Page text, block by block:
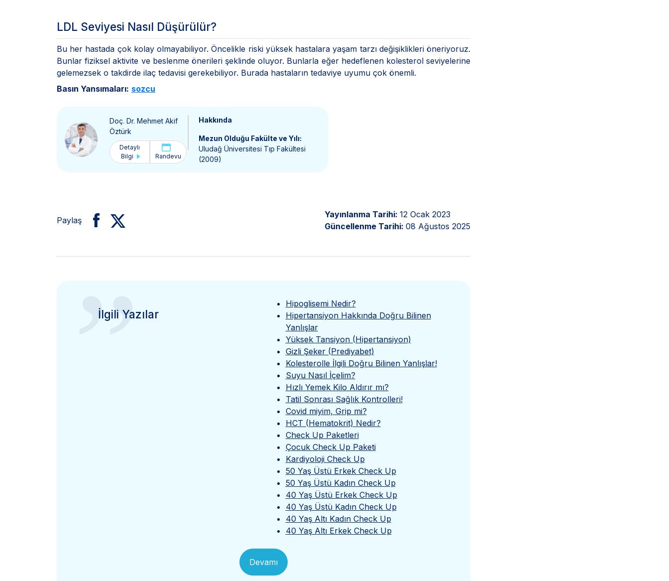
LDL Seviyesi Nasıl Düşürülür?
Bu her hastada çok kolay olmayabiliyor. Öncelikle riski yüksek hastalara yaşam tarzı değişiklikleri öneriyoruz.
Bunlar fiziksel aktivite ve beslenme önerileri şeklinde oluyor. Bunlarla eğer hedeflenen kolesterol seviyelerine
gelemezsek o takdirde ilaç tedavisi gerekebiliyor. Burada hastaların tedaviye uyumu çok önemli.
Basın Yansımaları: sozcu
Doç. Dr. Mehmet Akif
Öztürk
Detaylı
Bilgi
Randevu
Hakkında
Mezun Olduğu Fakülte ve Yılı:
Uludağ Üniversitesi Tıp Fakültesi
(2009)
Paylaş
Yayınlanma Tarihi: 12 Ocak 2023
Güncellenme Tarihi: 08 Ağustos 2025
”
İlgili Yazılar
Hipoglisemi Nedir?
Hipertansiyon Hakkında Doğru Bilinen
Yanlışlar
Yüksek Tansiyon (Hipertansiyon)
Gizli Şeker (Prediyabet)
Kolesterolle İlgili Doğru Bilinen Yanlışlar!
Suyu Nasıl İçelim?
Hızlı Yemek Kilo Aldırır mı?
Tatil Sonrası Sağlık Kontrolleri!
Covid miyim, Grip mi?
HCT (Hematokrit) Nedir?
Check Up Paketleri
Çocuk Check Up Paketi
Kardiyoloji Check Up
50 Yaş Üstü Erkek Check Up
50 Yaş Üstü Kadın Check Up
40 Yaş Üstü Erkek Check Up
40 Yaş Üstü Kadın Check Up
40 Yaş Altı Kadın Check Up
40 Yaş Altı Erkek Check Up
Devamı